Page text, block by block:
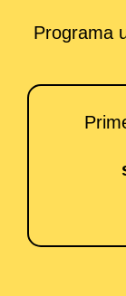
Programa